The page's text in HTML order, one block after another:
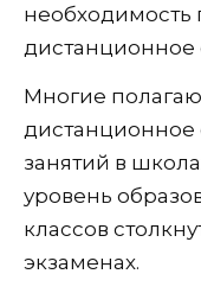
необходимость
дистанционное
Многие
занятий в
уровень
классов
экзаменах.